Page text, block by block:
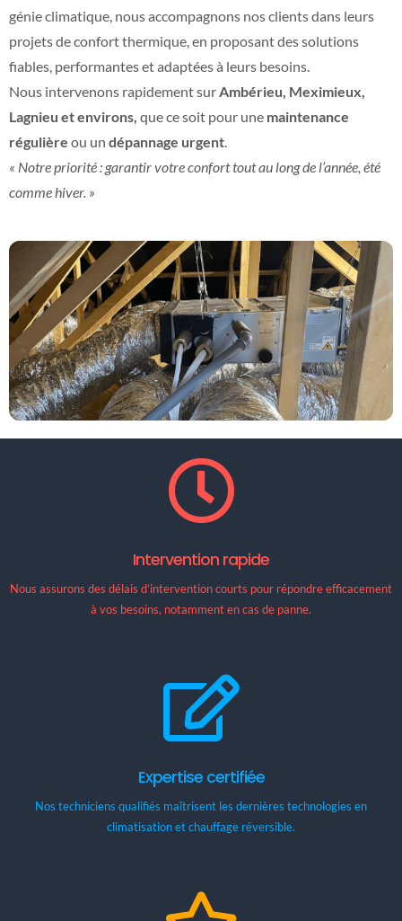
génie climatique, nous accompagnons nos clients dans leurs
projets de confort thermique, en proposant des solutions
fiables, performantes et adaptées à leurs besoins.
Nous intervenons rapidement sur Ambérieu, Meximieux,
Lagnieu et environs, que ce soit pour une maintenance
régulière ou un dépannage urgent.
« Notre priorité : garantir votre confort tout au long de l’année, été
comme hiver. »
Intervention rapide
Nous assurons des délais d’intervention courts pour répondre efficacement
à vos besoins, notamment en cas de panne.
Expertise certifiée
Nos techniciens qualifiés maîtrisent les dernières technologies en
climatisation et chauffage réversible.